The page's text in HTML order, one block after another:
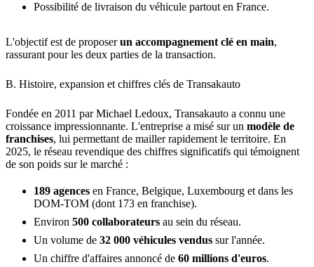
Possibilité de livraison du véhicule partout en France.
L'objectif est de proposerun accompagnement clé en main,
rassurant pour les deux parties de la transaction.
B. Histoire, expansion et chiffres clés de Transakauto
Fondée en 2011 par Michael Ledoux, Transakauto a connu une
croissance impressionnante. L'entreprise a misé sur un modèle de
franchises, lui permettant de mailler rapidement le territoire. En
2025, le réseau revendique des chiffres significatifs qui témoignent
de son poids sur le marché :
189 agences en France, Belgique, Luxembourg et dans les
DOM-TOM (dont 173 en franchise).
Environ 500 collaborateurs au sein du réseau.
Un volume de 32 000 véhicules vendus sur l'année.
Un chiffre d'affaires annoncé de 60 millions d'euros.